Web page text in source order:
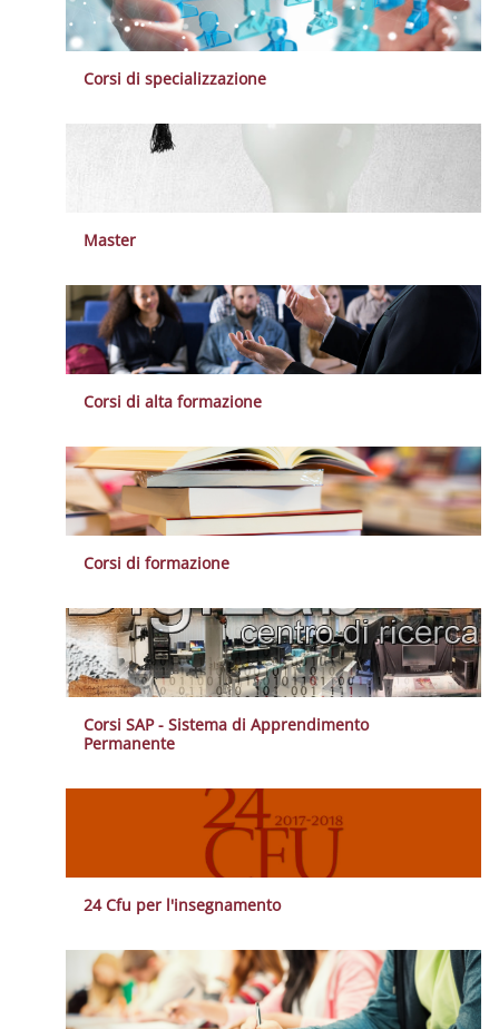
Corsi di specializzazione
Master
Corsi di alta formazione
Corsi di formazione
Corsi SAP - Sistema di Apprendimento
Permanente
24 Cfu per l'insegnamento